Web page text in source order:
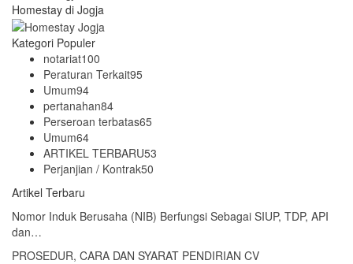
Homestay di Jogja
Kategori Populer
notariat100
Peraturan Terkait95
Umum94
pertanahan84
Perseroan terbatas65
Umum64
ARTIKEL TERBARU53
Perjanjian / Kontrak50
Artikel Terbaru
Nomor Induk Berusaha (NIB) Berfungsi Sebagai SIUP, TDP, API
dan…
PROSEDUR, CARA DAN SYARAT PENDIRIAN CV